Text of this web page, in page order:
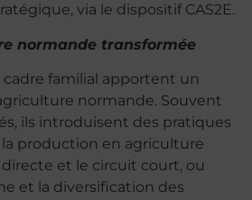
via le dispositif CAS2E.
normande transformée
cadre familial apportent un
normande. Souvent
ils introduisent des pratiques
production en agriculture
et le circuit court, ou
et la diversification des